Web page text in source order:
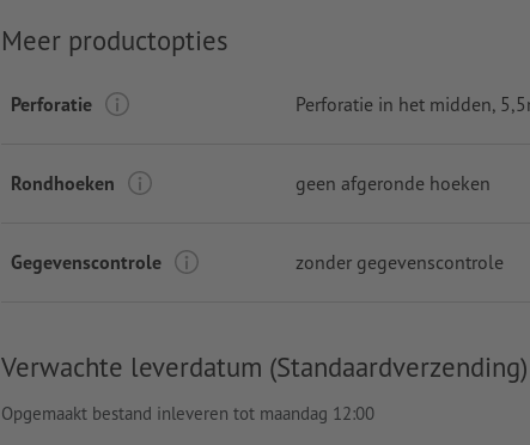
Meer productopties
Perforatie Perforatie in het midden,
Rondhoeken geen afgeronde hoeken
Gegevenscontrole zonder gegevenscontrole
Verwachte leverdatum (Standaardverzending)
Opgemaakt bestand inleveren tot maandag 12:00